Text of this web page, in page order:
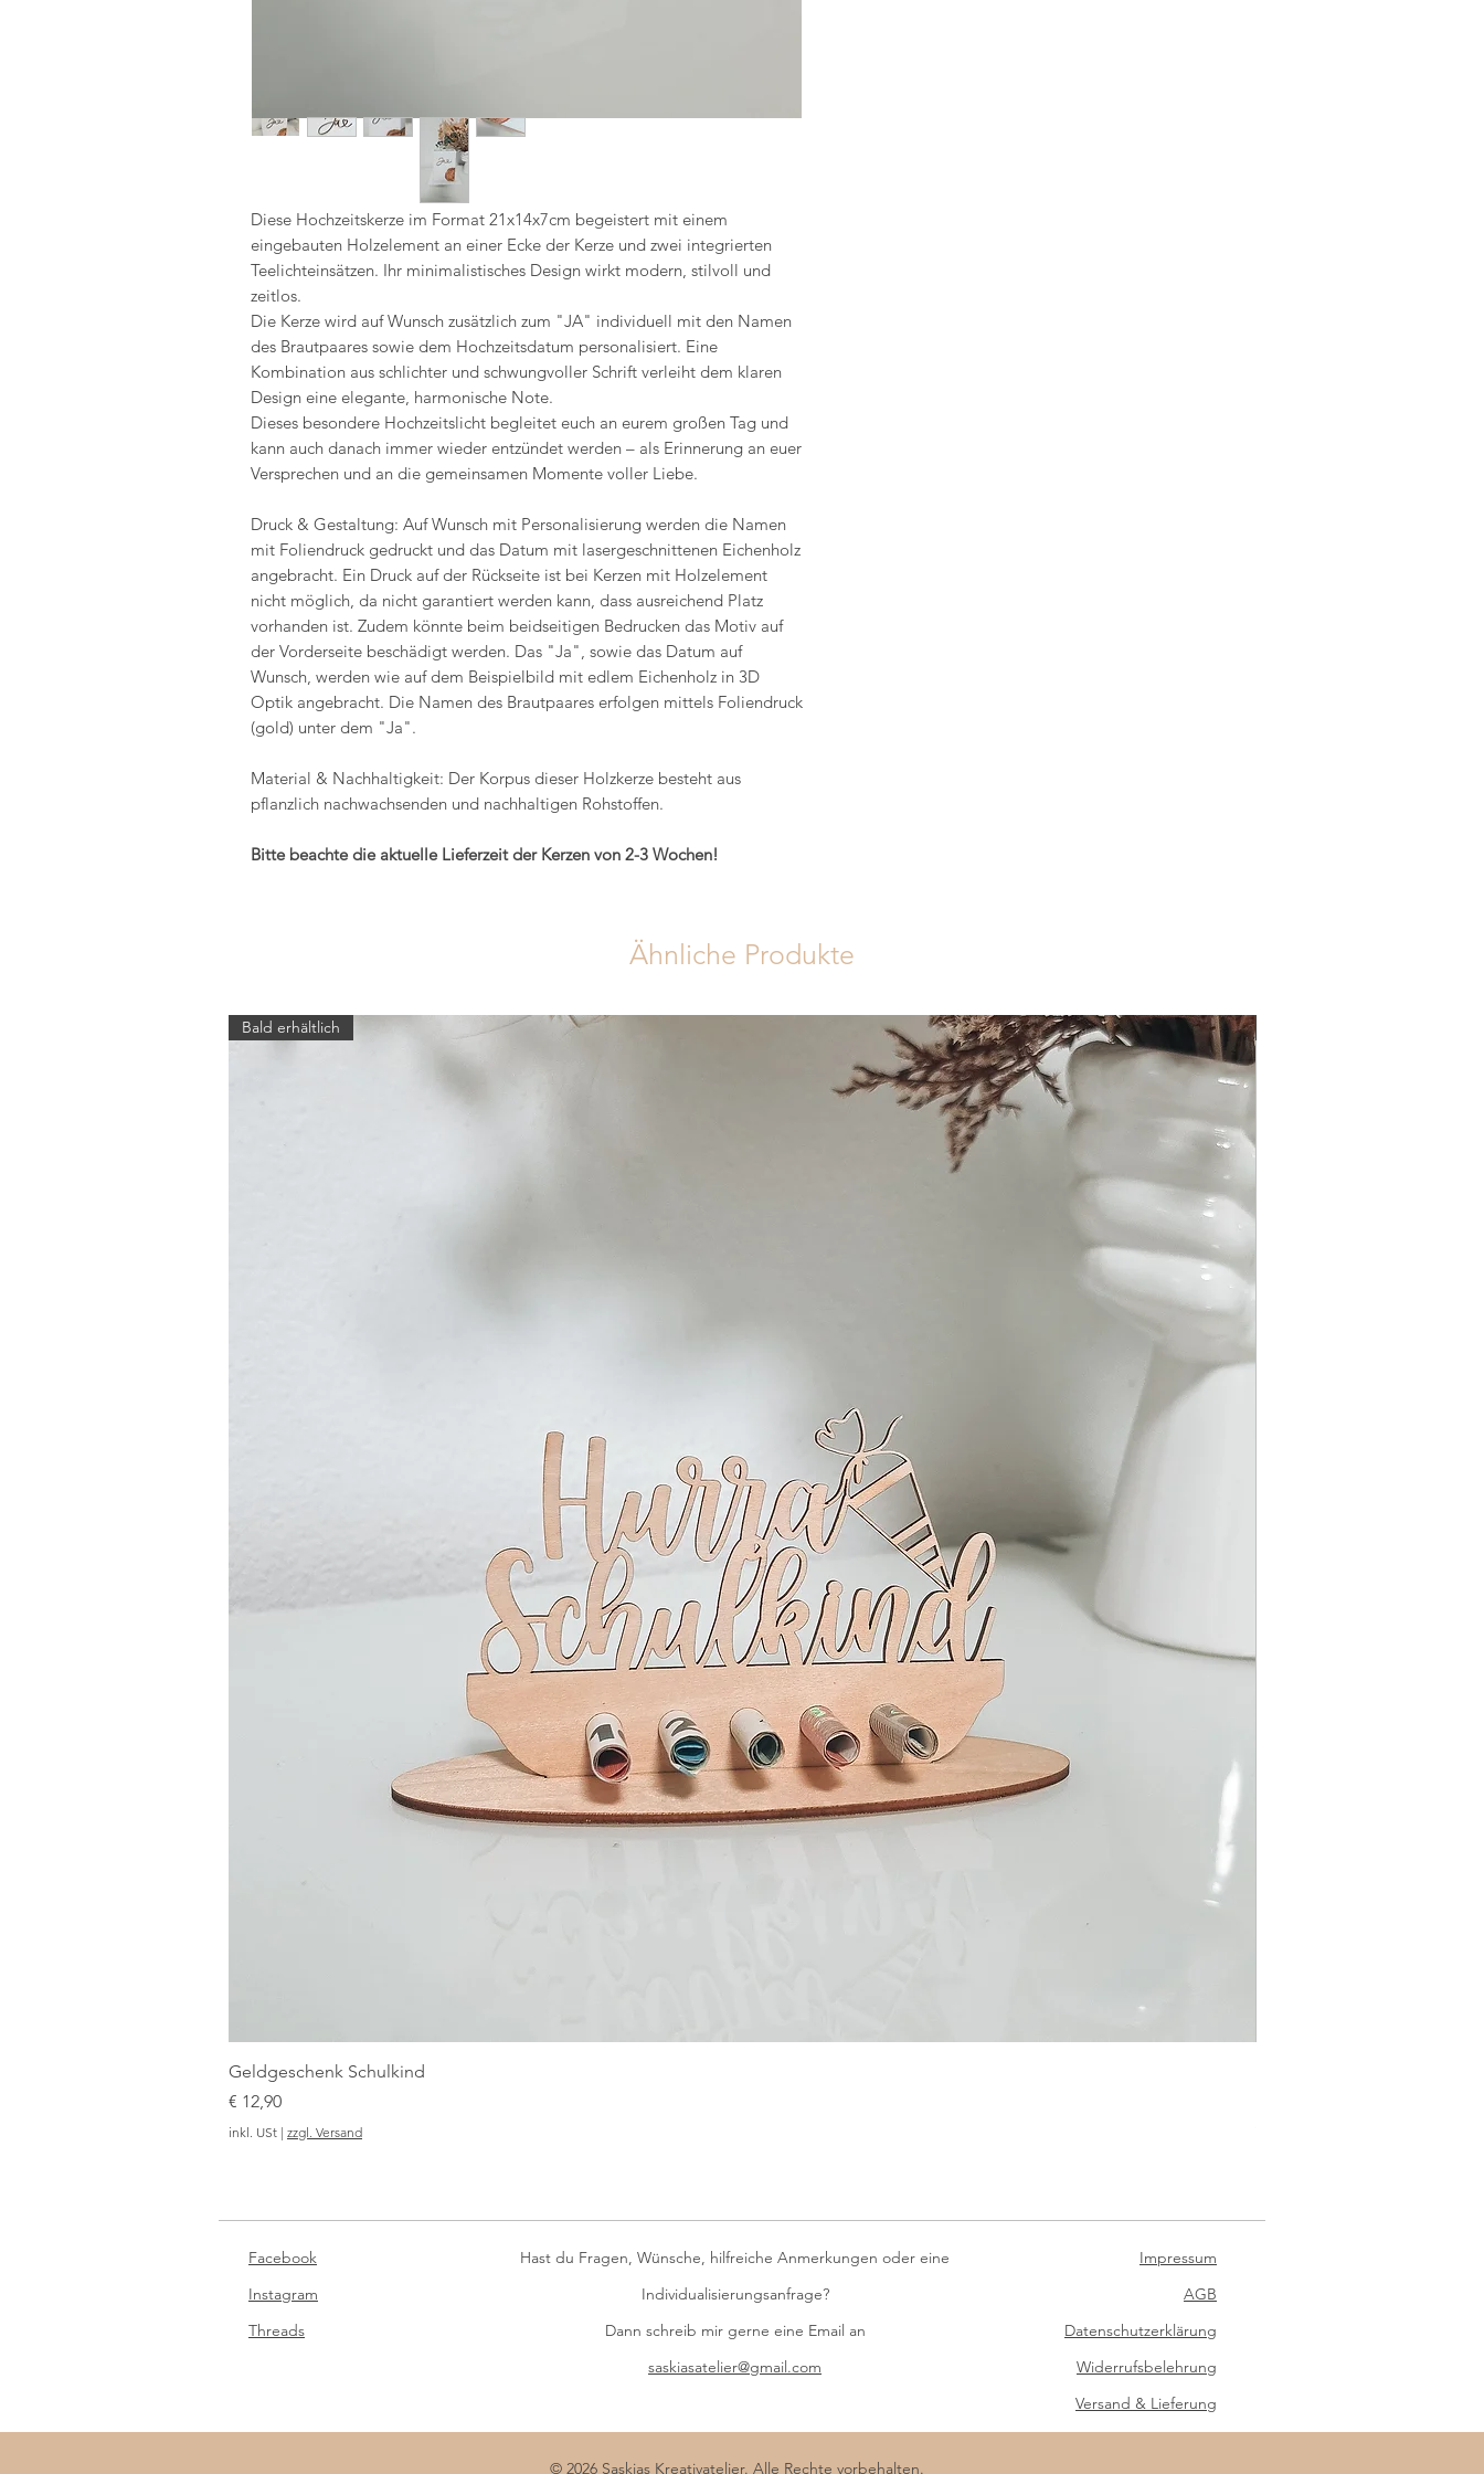
Diese Hochzeitskerze im Format 21x14x7cm begeistert mit einem
eingebauten Holzelement an einer Ecke der Kerze und zwei integrierten
Teelichteinsätzen. Ihr minimalistisches Design wirkt modern, stilvoll und
zeitlos.
Die Kerze wird auf Wunsch zusätzlich zum "JA" individuell mit den Namen
des Brautpaares sowie dem Hochzeitsdatum personalisiert. Eine
Kombination aus schlichter und schwungvoller Schrift verleiht dem klaren
Design eine elegante, harmonische Note.
Dieses besondere Hochzeitslicht begleitet euch an eurem großen Tag und
kann auch danach immer wieder entzündet werden – als Erinnerung an euer
Versprechen und an die gemeinsamen Momente voller Liebe.
Druck & Gestaltung: Auf Wunsch mit Personalisierung werden die Namen
mit Foliendruck gedruckt und das Datum mit lasergeschnittenen Eichenholz
angebracht. Ein Druck auf der Rückseite ist bei Kerzen mit Holzelement
nicht möglich, da nicht garantiert werden kann, dass ausreichend Platz
vorhanden ist. Zudem könnte beim beidseitigen Bedrucken das Motiv auf
der Vorderseite beschädigt werden. Das "Ja", sowie das Datum auf
Wunsch, werden wie auf dem Beispielbild mit edlem Eichenholz in 3D
Optik angebracht. Die Namen des Brautpaares erfolgen mittels Foliendruck
(gold) unter dem "Ja".
Material & Nachhaltigkeit: Der Korpus dieser Holzkerze besteht aus
pflanzlich nachwachsenden und nachhaltigen Rohstoffen.
Bitte beachte die aktuelle Lieferzeit der Kerzen von 2-3 Wochen!
Ähnliche Produkte
Bald erhältlich
Geldgeschenk Schulkind
Preis
€ 12,90
inkl. USt | zzgl. Versand
Facebook
Instagram
Threads
Hast du Fragen, Wünsche, hilfreiche Anmerkungen oder eine
Individualisierungsanfrage?
Dann schreib mir gerne eine Email an
saskiasatelier@gmail.com
Impressum
AGB
Datenschutzerklärung
Widerrufsbelehrung
Versand & Lieferung
© 2026 Saskias Kreativatelier. Alle Rechte vorbehalten.